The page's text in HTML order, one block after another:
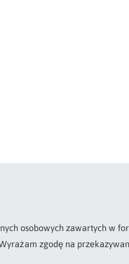
osobowych zawartych w
zgodę na